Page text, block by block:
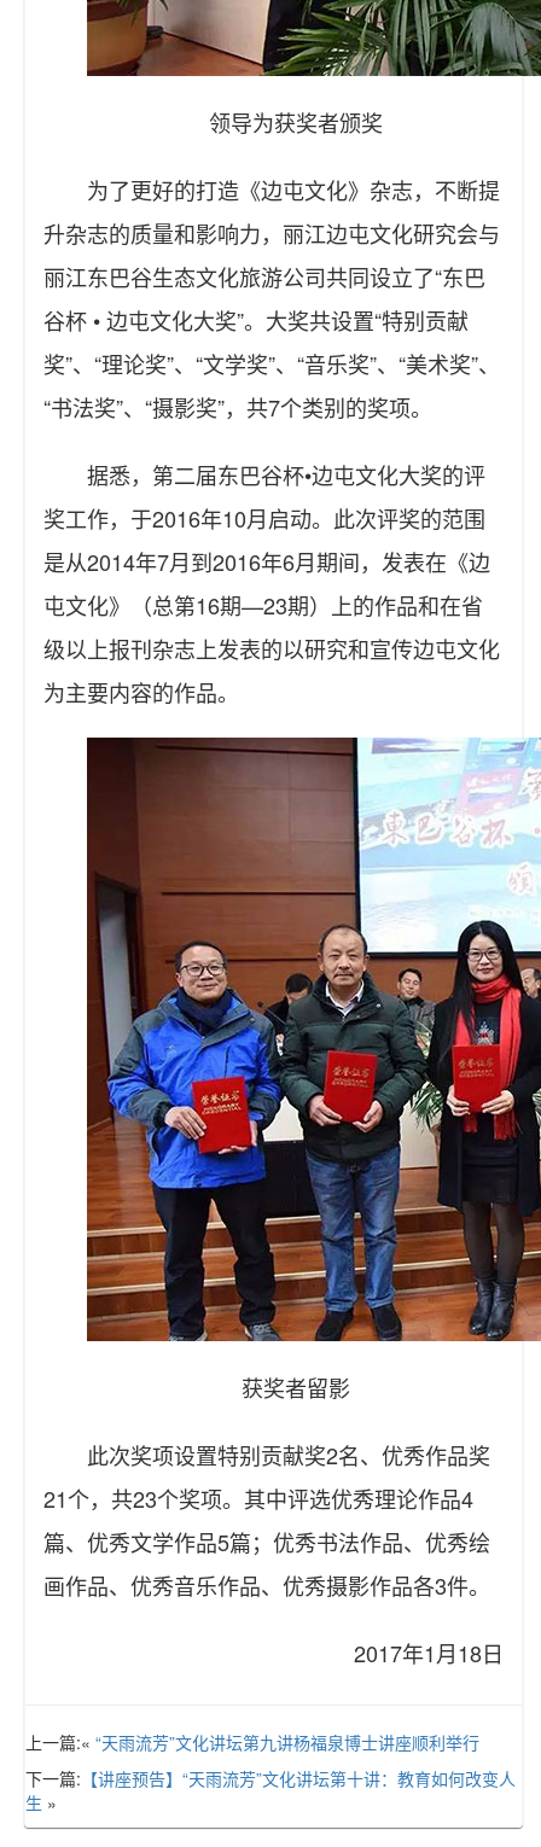
领导为获奖者颁奖
为了更好的打造《边屯文化》杂志，不断提
升杂志的质量和影响力，丽江边屯文化研究会与
丽江东巴谷生态文化旅游公司共同设立了“东巴
谷杯 • 边屯文化大奖”。大奖共设置“特别贡献
奖”、“理论奖”、“文学奖”、“音乐奖”、“美术奖”、
“书法奖”、“摄影奖”，共7个类别的奖项。
据悉，第二届东巴谷杯•边屯文化大奖的评
奖工作，于2016年10月启动。此次评奖的范围
是从2014年7月到2016年6月期间，发表在《边
屯文化》（总第16期—23期）上的作品和在省
级以上报刊杂志上发表的以研究和宣传边屯文化
为主要内容的作品。
获奖者留影
此次奖项设置特别贡献奖2名、优秀作品奖
21个，共23个奖项。其中评选优秀理论作品4
篇、优秀文学作品5篇；优秀书法作品、优秀绘
画作品、优秀音乐作品、优秀摄影作品各3件。
2017年1月18日
上一篇:« “天雨流芳”文化讲坛第九讲杨福泉博士讲座顺利举行
下一篇: 【讲座预告】“天雨流芳”文化讲坛第十讲：教育如何改变人
生 »